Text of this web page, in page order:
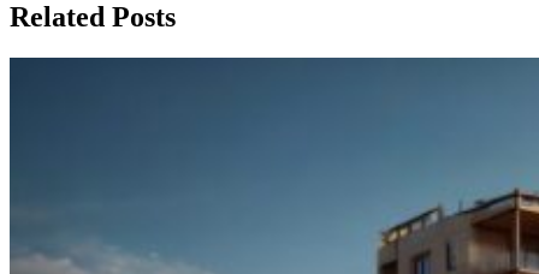
Related Posts